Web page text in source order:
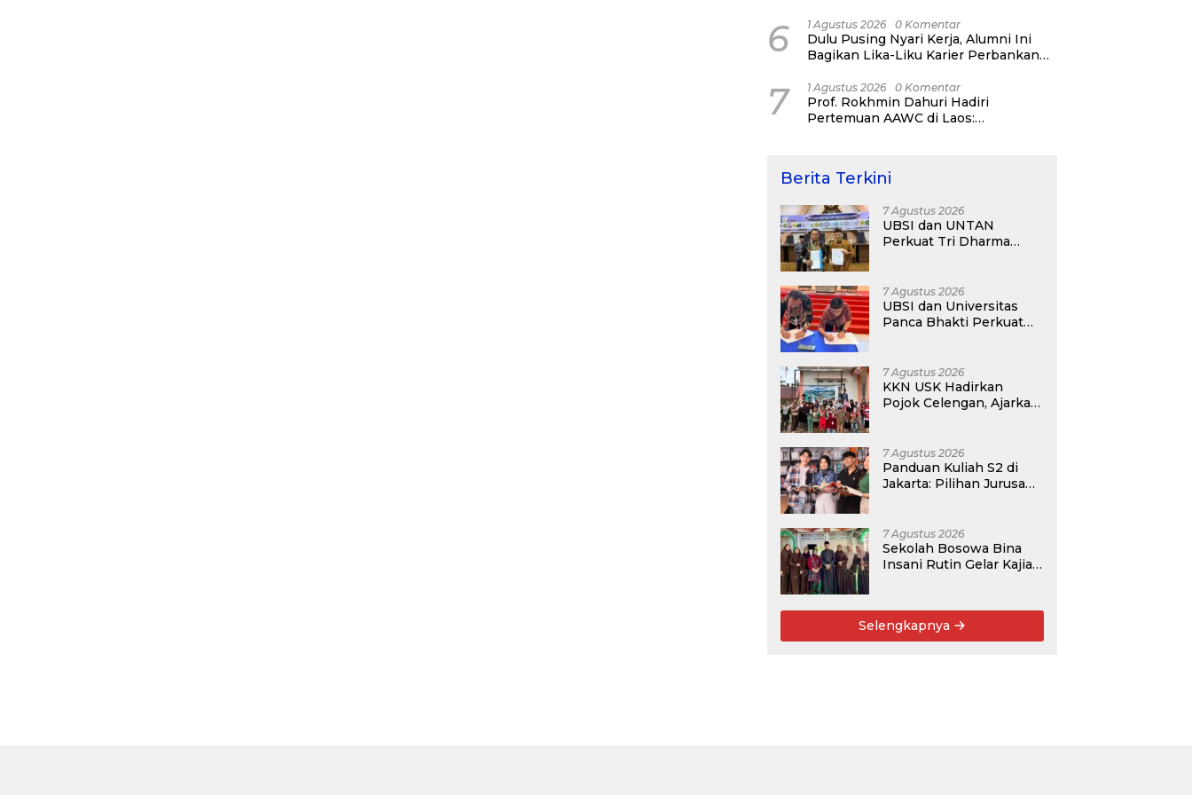
Network Alumni
6 1 Agustus 2026 0 Komentar
Dulu Pusing Nyari Kerja, Alumni Ini
Bagikan Lika-Liku Karier Perbankan
Day 2026
7 1 Agustus 2026 0 Komentar
Prof. Rokhmin Dahuri Hadiri
Pertemuan AAWC di Laos:
Berita Terkini
7 Agustus 2026
UBSI dan UNTAN
Perkuat Tri Dharma
7 Agustus 2026
UBSI dan Universitas
Panca Bhakti Perkuat
7 Agustus 2026
KKN USK Hadirkan
Pojok Celengan, Ajarkan
7 Agustus 2026
Panduan Kuliah S2 di
Jakarta: Pilihan Jurusan,
7 Agustus 2026
Sekolah Bosowa Bina
Insani Rutin Gelar Kajian
Umum
Selengkapnya